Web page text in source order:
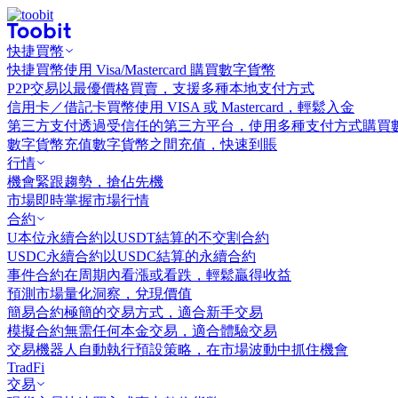
快捷買幣
快捷買幣使用 Visa/Mastercard 購買數字貨幣
P2P交易 以最優價格買賣，支援多種本地支付方式
信用卡／借記卡買幣使用 VISA 或 Mastercard，輕鬆入金
第三方支付透過受信任的第三方平台，使用多種支付方式購買
數字貨幣充值數字貨幣之間充值，快速到賬
行情
機會緊跟趨勢，搶佔先機
市場即時掌握市場行情
合約
U本位永續合約 以USDT結算的不交割合約
USDC永續合約 以USDC結算的永續合約
事件合約在周期內看漲或看跌，輕鬆贏得收益
預測市場量化洞察，兌現價值
簡易合約極簡的交易方式，適合新手交易
模擬合約無需任何本金交易，適合體驗交易
交易機器人 自動執行預設策略，在市場波動中抓住機會
TradFi
交易